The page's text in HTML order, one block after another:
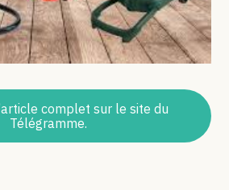
complet sur le site du
Télégramme.